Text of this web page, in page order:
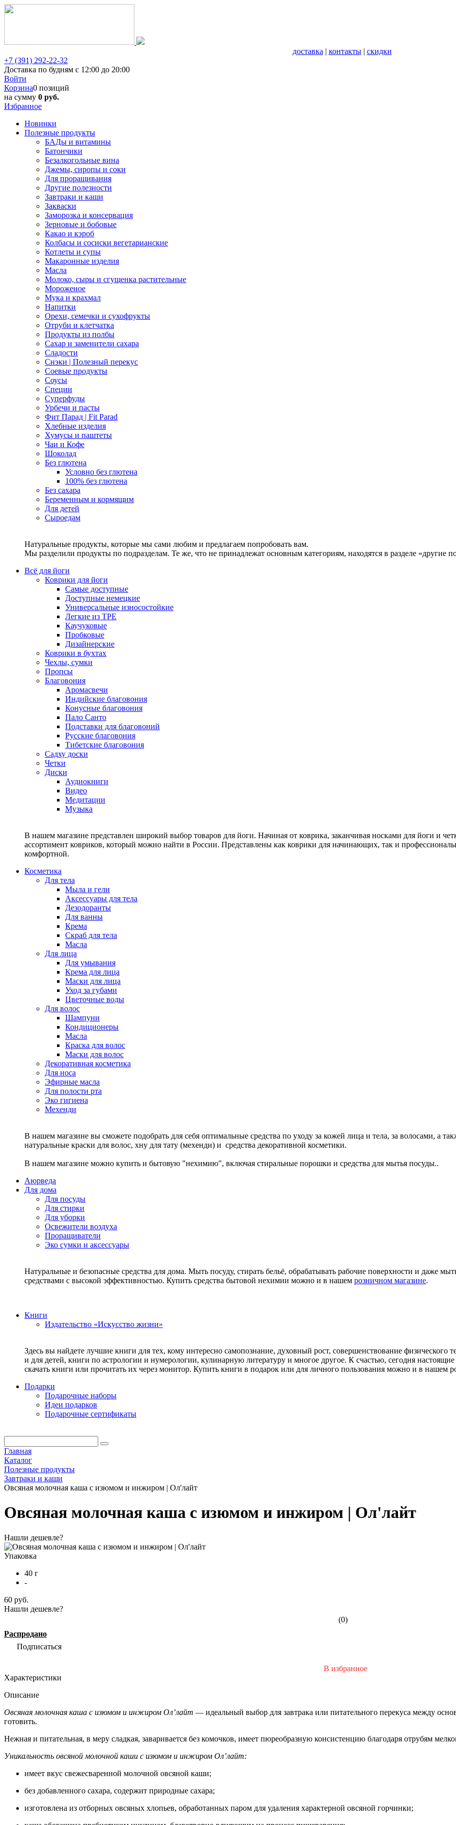
доставка | контакты| скидки
+7 (391) 292-22-32
Доставка по будням с 12:00 до 20:00
Войти
Корзина0 позиций
на сумму 0 руб.
Избранное
Новинки
Полезные продукты
БАДы и витамины
Батончики
Безалкогольные вина
Джемы, сиропы и соки
Для проращивания
Другие полезности
Завтраки и каши
Закваски
Заморозка и консервация
Зерновые и бобовые
Какао и кэроб
Колбасы и сосиски вегетарианские
Котлеты и супы
Макаронные изделия
Масла
Молоко, сыры и сгущенка растительные
Мороженое
Мука и крахмал
Напитки
Орехи, семечки и сухофрукты
Отруби и клетчатка
Продукты из полбы
Сахар и заменители сахара
Сладости
Снэки | Полезный перекус
Соевые продукты
Соусы
Специи
Суперфуды
Урбечи и пасты
Фит Парад | Fit Parad
Хлебные изделия
Хумусы и паштеты
Чаи и Кофе
Шоколад
Без глютена
Условно без глютена
100% без глютена
Без сахара
Беременным и кормящим
Для детей
Сыроедам
Натуральные продукты, которые мы сами любим и предлагаем попробовать вам.
Мы разделили продукты по подразделам. Те же, что не принадлежат основным категориям, находятся в разделе «другие
Всё для йоги
Коврики для йоги
Самые доступные
Доступные немецкие
Универсальные износостойкие
Легкие из TPE
Каучуковые
Пробковые
Дизайнерские
Коврики в бухтах
Чехлы, сумки
Пропсы
Благовония
Аромасвечи
Индийские благовония
Конусные благовония
Пало Санто
Подставки для благовоний
Русские благовония
Тибетские благовония
Садху доски
Четки
Диски
Аудиокниги
Видео
Медитации
Музыка
В нашем магазине представлен широкий выбор товаров для йоги. Начиная от коврика, заканчивая носками для йоги и
ассортимент ковриков, который можно найти в России. Представлены как коврики для начинающих, так и
комфортной.
Косметика
Для тела
Мыла и гели
Аксессуары для тела
Дезодоранты
Для ванны
Крема
Скраб для тела
Масла
Для лица
Для умывания
Крема для лица
Маски для лица
Уход за губами
Цветочные воды
Для волос
Шампуни
Кондиционеры
Масла
Краска для волос
Маски для волос
Декоративная косметика
Для носа
Эфирные масла
Для полости рта
Эко гигиена
Мехенди
В нашем магазине вы сможете подобрать для себя оптимальные средства по уходу за кожей лица и тела, за волосами, а
натуральные краски для волос, хну для тату (мехенди) и средства декоративной косметики.
В нашем магазине можно купить и бытовую "нехимию", включая стиральные порошки и средства для мытья посуды..
Аюрведа
Для дома
Для посуды
Для стирки
Для уборки
Освежители воздуха
Проращиватели
Эко сумки и аксессуары
Натуральные и безопасные средства для дома. Мыть посуду, стирать бельё, обрабатывать рабочие поверхности и даже
средствами с высокой эффективностью. Купить средства бытовой нехимии можно и в нашем розничном магазине.
Книги
Издательство «Искусство жизни»
Здесь вы найдете лучшие книги для тех, кому интересно самопознание, духовный рост, совершенствование физического
и для детей, книги по астрологии и нумерологии, кулинарную литературу и многое другое. К счастью, сегодня
скачать книги или прочитать их через монитор. Купить книги в подарок или для личного пользования можно и в нашем
Подарки
Подарочные наборы
Идеи подарков
Подарочные сертификаты
Главная
Каталог
Полезные продукты
Завтраки и каши
Овсяная молочная каша с изюмом и инжиром | Ол'лайт
Овсяная молочная каша с изюмом и инжиром | Ол'лайт
Нашли дешевле?
Упаковка
40 г
-
60 руб.
Нашли дешевле?
(0)
Распродано
Подписаться
В избранное
Характеристики
Описание
Овсяная молочная каша с изюмом и инжиром Ол’лайт — идеальный выбор для завтрака или питательного перекуса между
готовить.
Нежная и питательная, в меру сладкая, заваривается без комочков, имеет пюреобразную консистенцию благодаря отрубям
Уникальность овсяной молочной каши с изюмом и инжиром Ол’лайт:
имеет вкус свежесваренной молочной овсяной каши;
без добавленного сахара, содержит природные сахара;
изготовлена из отборных овсяных хлопьев, обработанных паром для удаления характерной овсяной горчинки;